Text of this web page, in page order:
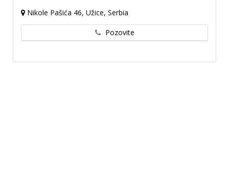
Nikole Pašića 46, Užice, Serbia
Pozovite